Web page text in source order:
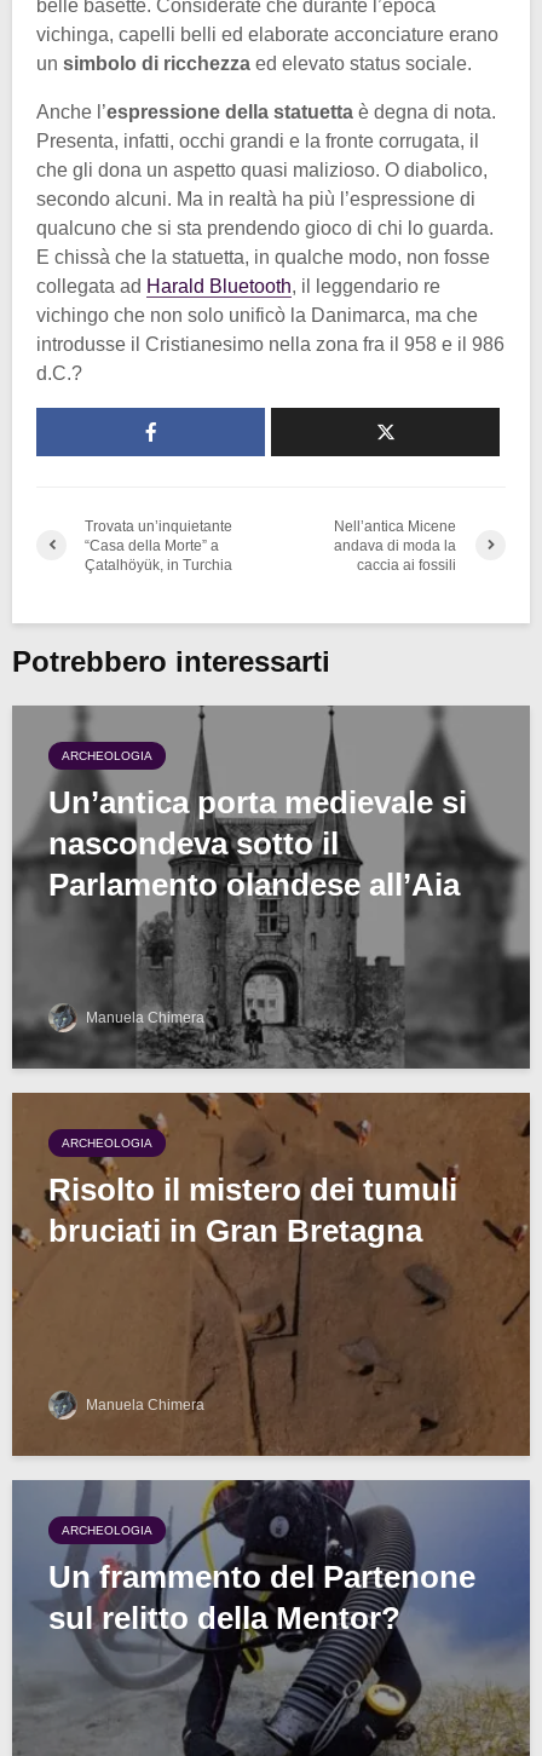
belle basette. Considerate che durante l’epoca
vichinga, capelli belli ed elaborate acconciature erano
un simbolo di ricchezza ed elevato status sociale.
Anche l’espressione della statuetta è degna di nota.
Presenta, infatti, occhi grandi e la fronte corrugata, il
che gli dona un aspetto quasi malizioso. O diabolico,
secondo alcuni. Ma in realtà ha più l’espressione di
qualcuno che si sta prendendo gioco di chi lo guarda.
E chissà che la statuetta, in qualche modo, non fosse
collegata ad Harald Bluetooth, il leggendario re
vichingo che non solo unificò la Danimarca, ma che
introdusse il Cristianesimo nella zona fra il 958 e il 986
d.C.?
Trovata un’inquietante
“Casa della Morte” a
Çatalhöyük, in Turchia
Nell’antica Micene
andava di moda la
caccia ai fossili
Potrebbero interessarti
ARCHEOLOGIA
Un’antica porta medievale si
nascondeva sotto il
Parlamento olandese all’Aia
Manuela Chimera
ARCHEOLOGIA
Risolto il mistero dei tumuli
bruciati in Gran Bretagna
Manuela Chimera
ARCHEOLOGIA
Un frammento del Partenone
sul relitto della Mentor?